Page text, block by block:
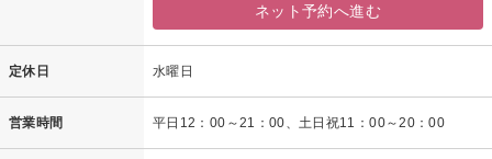
ネット予約へ進む
定休日 水曜日
営業時間 平日12：00～21：00、土日祝11：00～20：00